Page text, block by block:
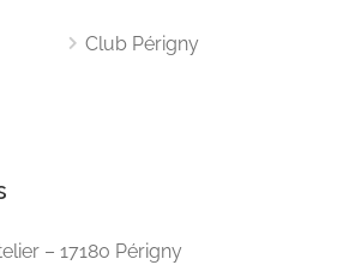
Club Périgny
– 17180 Périgny